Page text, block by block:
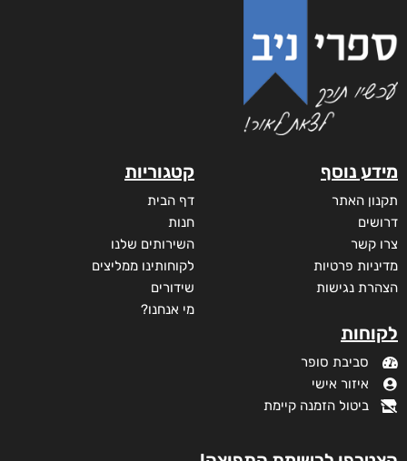
₪32
–
₪ 73
מידע נוסף
תקנון האתר
דרושים
צרו קשר
מדיניות פרטיות
הצהרת נגישות
לקוחות
סביבת סופר
איזור אישי
ביטול הזמנה קיימת
קטגוריות
דף הבית
חנות
השירותים שלנו
לקוחותינו ממליצים
שידורים
מי אנחנו?